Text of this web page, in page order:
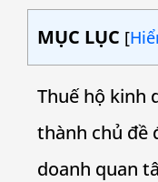
MỤC LỤC [
Thuế hộ kinh
thành chủ đề
doanh quan